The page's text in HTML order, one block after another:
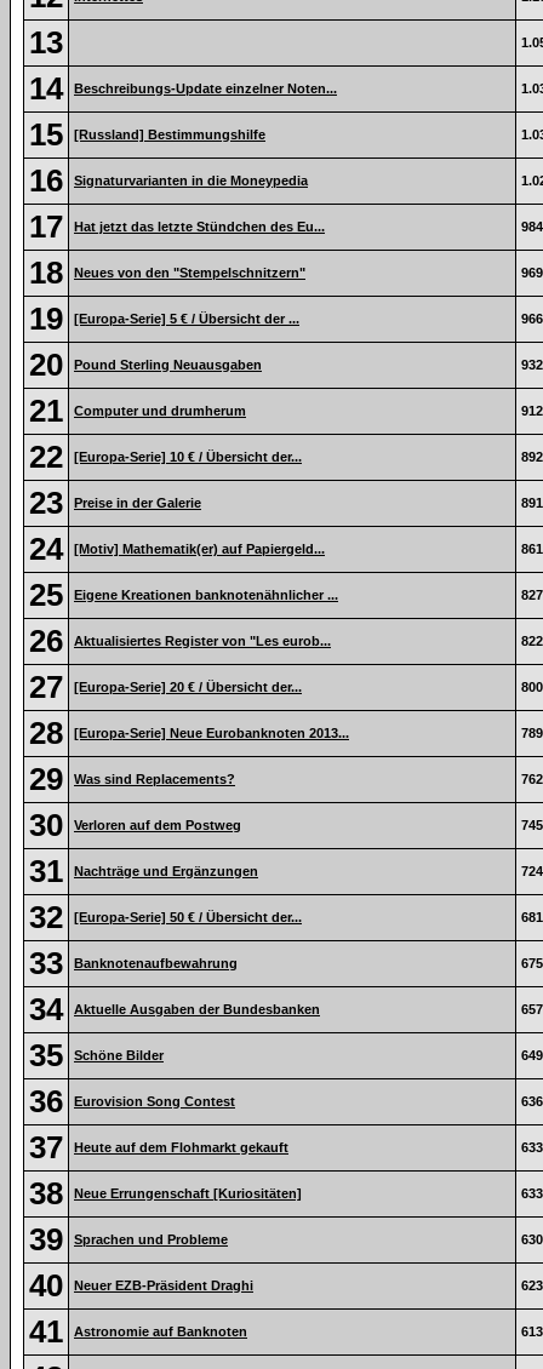
13
14 Beschreibungs-Update einzelner Noten...
15 [Russland] Bestimmungshilfe
16 Signaturvarianten in die Moneypedia
17 Hat jetzt das letzte Stündchen des Eu... 984
18 Neues von den "Stempelschnitzern" 969
19 [Europa-Serie] 5 € / Übersicht der ... 966
20 Pound Sterling Neuausgaben 932
21 Computer und drumherum 912
22 [Europa-Serie] 10 € / Übersicht der... 892
23 Preise in der Galerie 891
24 [Motiv] Mathematik(er) auf Papiergeld... 861
25 Eigene Kreationen banknotenähnlicher ... 827
26 Aktualisiertes Register von "Les eurob... 822
27 [Europa-Serie] 20 € / Übersicht der... 800
28 [Europa-Serie] Neue Eurobanknoten 2013... 789
29 Was sind Replacements? 762
30 Verloren auf dem Postweg 745
31 Nachträge und Ergänzungen 724
32 [Europa-Serie] 50 € / Übersicht der... 681
33 Banknotenaufbewahrung 675
34 Aktuelle Ausgaben der Bundesbanken 657
35 Schöne Bilder 649
36 Eurovision Song Contest 636
37 Heute auf dem Flohmarkt gekauft 633
38 Neue Errungenschaft [Kuriositäten] 633
39 Sprachen und Probleme 630
40 Neuer EZB-Präsident Draghi 623
41 Astronomie auf Banknoten 613